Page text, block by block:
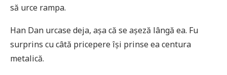
să urce rampa.
Han Dan urcase deja, așa că se așeză lângă ea. Fu
surprins cu câtă pricepere își prinse ea centura
metalică.